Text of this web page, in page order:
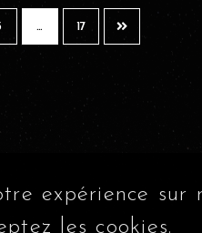
… 17
expérience
les cookies.